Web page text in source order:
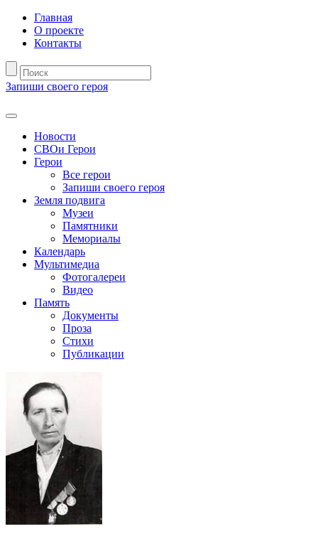
Главная
О проекте
Контакты
Запиши своего героя
Новости
СВОи Герои
Герои
Все герои
Запиши своего героя
Земля подвига
Музеи
Памятники
Мемориалы
Календарь
Мультимедиа
Фотогалереи
Видео
Память
Документы
Проза
Стихи
Публикации